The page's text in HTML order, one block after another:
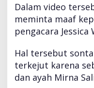
M
i
r
n
B
e
i
Dalam video
meminta maaf
pengacara Jessica
Hal tersebut
terkejut karena
dan ayah Mirna